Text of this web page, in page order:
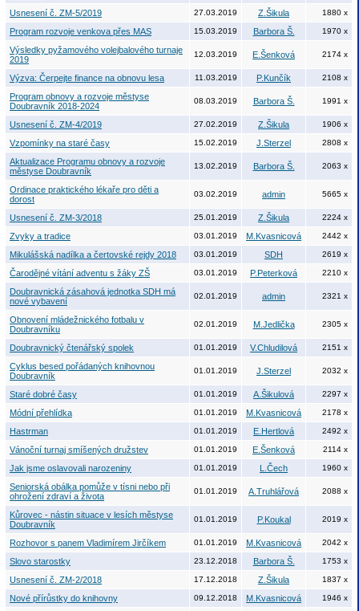
Usnesení č. ZM-5/2019 27.03.2019 Z.Šikula 1880 x
Program rozvoje venkova přes MAS 15.03.2019 Barbora Š. 1970 x
Výsledky pyžamového volejbalového turnaje
2019
12.03.2019 E.Šenková 2174 x
Výzva: Čerpejte finance na obnovu lesa 11.03.2019 P.Kunčík 2108 x
Program obnovy a rozvoje městyse
Doubravník 2018-2024
08.03.2019 Barbora Š. 1991 x
Usnesení č. ZM-4/2019 27.02.2019 Z.Šikula 1906 x
Vzpomínky na staré časy 15.02.2019 J.Sterzel 2808 x
Aktualizace Programu obnovy a rozvoje
městyse Doubravník
13.02.2019 Barbora Š. 2063 x
Ordinace praktického lékaře pro děti a
dorost
03.02.2019 admin 5665 x
Usnesení č. ZM-3/2018 25.01.2019 Z.Šikula 2224 x
Zvyky a tradice 03.01.2019 M.Kvasnicová 2442 x
Mikulášská nadílka a čertovské rejdy 2018 03.01.2019 SDH 2619 x
Čarodějné vítání adventu s žáky ZŠ 03.01.2019 P.Peterková 2210 x
Doubravnická zásahová jednotka SDH má
nové vybavení
02.01.2019 admin 2321 x
Obnovení mládežnického fotbalu v
Doubravníku
02.01.2019 M.Jedlička 2305 x
Doubravnický čtenářský spolek 01.01.2019 V.Chludilová 2151 x
Cyklus besed pořádaných knihovnou
Doubravník
01.01.2019 J.Sterzel 2032 x
Staré dobré časy 01.01.2019 A.Šikulová 2297 x
Módní přehlídka 01.01.2019 M.Kvasnicová 2178 x
Hastrman 01.01.2019 E.Hertlová 2492 x
Vánoční turnaj smíšených družstev 01.01.2019 E.Šenková 2114 x
Jak jsme oslavovali narozeniny 01.01.2019 L.Čech 1960 x
Seniorská obálka pomůže v tísni nebo při
ohrožení zdraví a života
01.01.2019 A.Truhlářová 2088 x
Kůrovec - nástin situace v lesích městyse
Doubravník
01.01.2019 P.Koukal 2019 x
Rozhovor s panem Vladimírem Jirčíkem 01.01.2019 M.Kvasnicová 2042 x
Slovo starostky 23.12.2018 Barbora Š. 1753 x
Usnesení č. ZM-2/2018 17.12.2018 Z.Šikula 1837 x
Nové přírůstky do knihovny 09.12.2018 M.Kvasnicová 1946 x